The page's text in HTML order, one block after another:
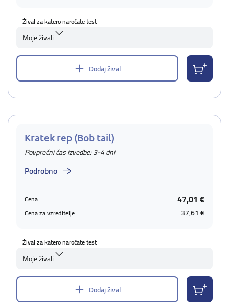
Žival za katero naročate test
Moje živali
Dodaj žival
Kratek rep (Bob tail)
Povprečni čas izvedbe: 3-4 dni
Podrobno
Cena: 47,01 €
Cena za vzreditelje: 37,61 €
Žival za katero naročate test
Moje živali
Dodaj žival